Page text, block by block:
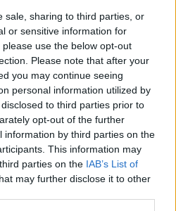
sale, sharing to third parties, or
or sensitive information for
use the below opt-out
Please note that after your
you may continue seeing
personal information utilized by
to third parties prior to
opt-out of the further
information by third parties on the
This information may
parties on the IAB’s List of
may further disclose it to other